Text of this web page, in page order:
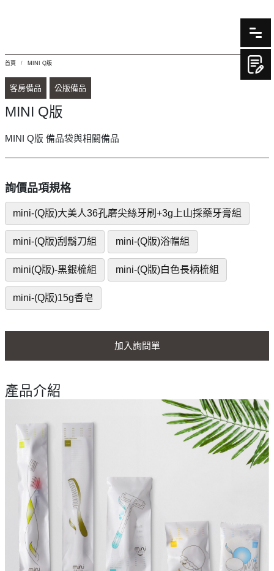
首頁 MINI Q版
客房備品 公版備品
MINI Q版
MINI Q版 備品袋與相關備品
詢價品項規格
mini-(Q版)大美人36孔磨尖絲牙刷+3g上山採藥牙膏組
mini-(Q版)刮鬍刀組 mini-(Q版)浴帽組
mini(Q版)-黑銀梳組 mini-(Q版)白色長柄梳組
mini-(Q版)15g香皂
加入詢問單
產品介紹